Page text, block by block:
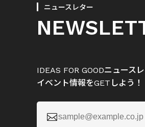
ニュースレター
IDEAS FOR GOODニュース
イベント情報をGETしよう！
